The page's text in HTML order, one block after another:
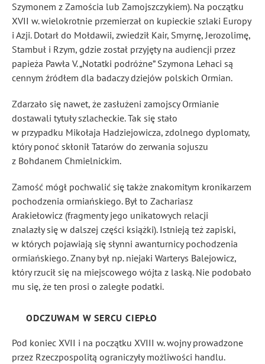
Szymonem z Zamościa lub Zamojszczykiem). Na początku
XVII w. wielokrotnie przemierzał on kupieckie szlaki Europy
i Azji. Dotarł do Mołdawii, zwiedził Kair, Smyrnę, Jerozolimę,
Stambuł i Rzym, gdzie został przyjęty na audiencji przez
papieża Pawła V. „Notatki podróżne” Szymona Lehaci są
cennym źródłem dla badaczy dziejów polskich Ormian.
Zdarzało się nawet, że zasłużeni zamojscy Ormianie
dostawali tytuły szlacheckie. Tak się stało
w przypadku Mikołaja Hadziejowicza, zdolnego dyplomaty,
który ponoć skłonił Tatarów do zerwania sojuszu
z Bohdanem Chmielnickim.
Zamość mógł pochwalić się także znakomitym kronikarzem
pochodzenia ormiańskiego. Był to Zachariasz
Arakiełowicz (fragmenty jego unikatowych relacji
znalazły się w dalszej części książki). Istnieją też zapiski,
w których pojawiają się słynni awanturnicy pochodzenia
ormiańskiego. Znany był np. niejaki Warterys Balejowicz,
który rzucił się na miejscowego wójta z laską. Nie podobało
mu się, że ten prosi o zaległe podatki.
ODCZUWAM W SERCU CIEPŁO
Pod koniec XVII i na początku XVIII w. wojny prowadzone
przez Rzeczpospolitą ograniczyły możliwości handlu.